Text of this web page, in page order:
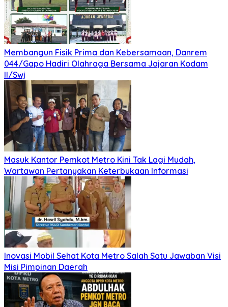
Membangun Fisik Prima dan Kebersamaan, Danrem
044/Gapo Hadiri Olahraga Bersama Jajaran Kodam
II/Swj
Masuk Kantor Pemkot Metro Kini Tak Lagi Mudah,
Wartawan Pertanyakan Keterbukaan Informasi
Inovasi Mobil Sehat Kota Metro Salah Satu Jawaban Visi
Misi Pimpinan Daerah